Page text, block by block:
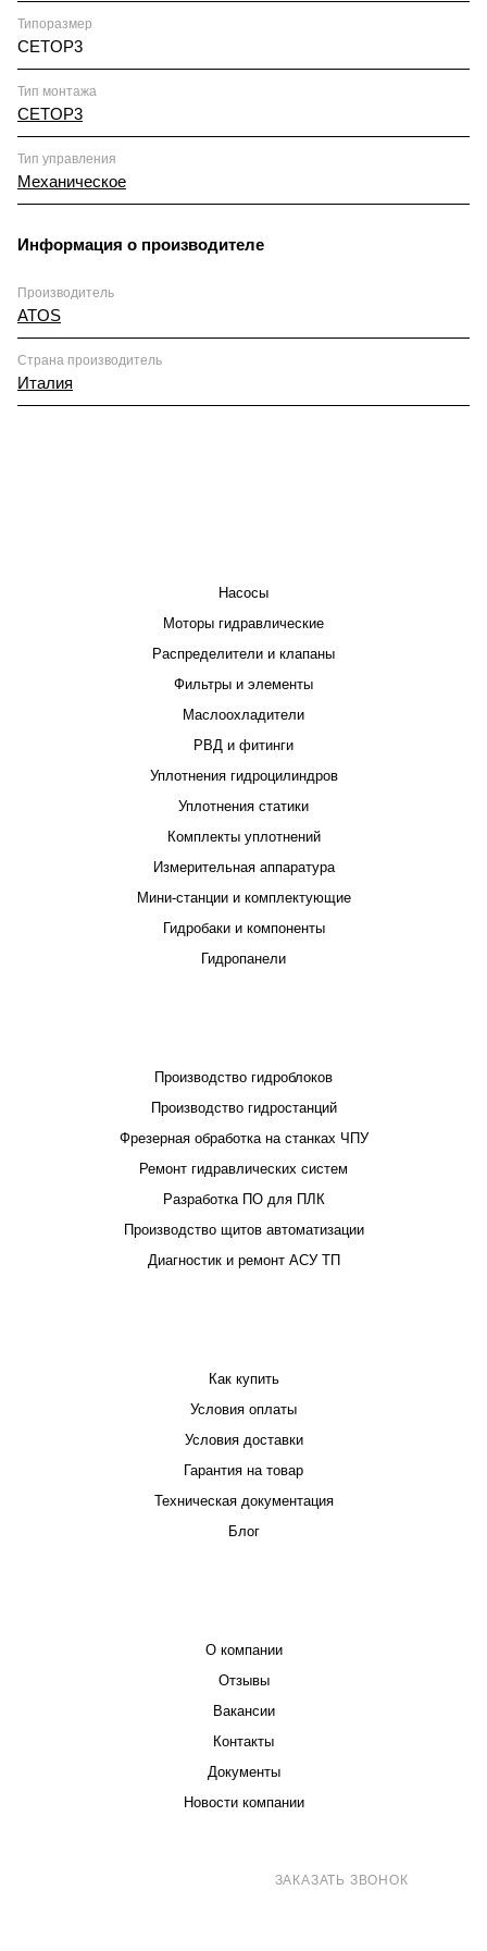
Типоразмер
CETOP3
Тип монтажа
CETOP3
Тип управления
Механическое
Информация о производителе
Производитель
ATOS
Страна производитель
Италия
Насосы
Моторы гидравлические
Распределители и клапаны
Фильтры и элементы
Маслоохладители
РВД и фитинги
Уплотнения гидроцилиндров
Уплотнения статики
Комплекты уплотнений
Измерительная аппаратура
Мини-станции и комплектующие
Гидробаки и компоненты
Гидропанели
Производство гидроблоков
Производство гидростанций
Фрезерная обработка на станках ЧПУ
Ремонт гидравлических систем
Разработка ПО для ПЛК
Производство щитов автоматизации
Диагностик и ремонт АСУ ТП
Как купить
Условия оплаты
Условия доставки
Гарантия на товар
Техническая документация
Блог
О компании
Отзывы
Вакансии
Контакты
Документы
Новости компании
ЗАКАЗАТЬ ЗВОНОК